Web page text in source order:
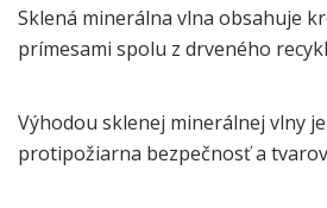
Sklená minerálna vlna obsahuje
prímesami spolu z drveného
Výhodou sklenej minerálnej vlny
protipožiarna bezpečnosť a